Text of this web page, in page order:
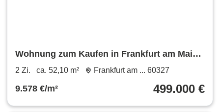
Wohnung zum Kaufen in Frankfurt am Main
499.000 € 52.1 m²
2 Zi. ca. 52,10 m² Frankfurt am ... 60327
9.578 €/m² 499.000 €